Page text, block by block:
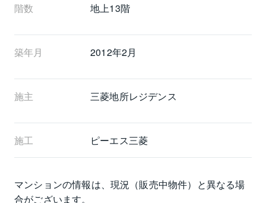
階数 地上13階
築年月 2012年2月
施主 三菱地所レジデンス
施工 ピーエス三菱
マンションの情報は、現況（販売中物件）と異なる場
合がございます。